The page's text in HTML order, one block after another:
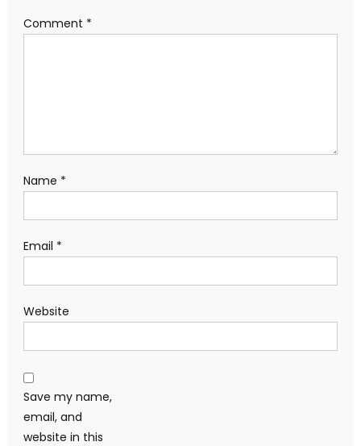
Comment *
Name *
Email *
Website
Save my name,
email, and
website in this